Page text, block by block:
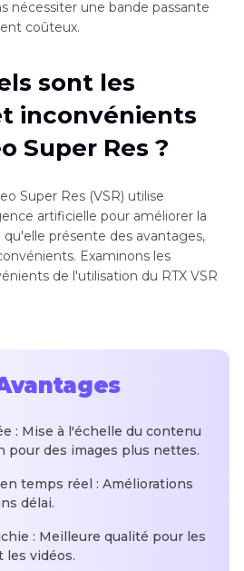
nécessiter une bande passante
coûteux.
sont les
inconvénients
Super Res ?
Super Res (VSR) utilise
artificielle pour améliorer la
présente des avantages,
Examinons les
de l'utilisation du RTX VSR
: Mise à l'échelle du contenu
pour des images plus nettes.
temps réel : Améliorations
délai.
: Meilleure qualité pour les
les vidéos.